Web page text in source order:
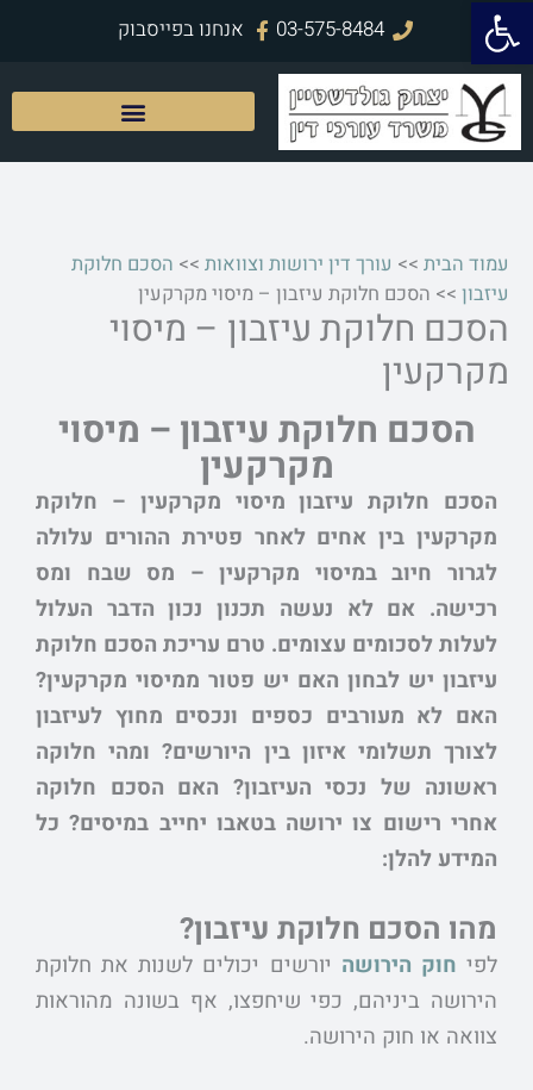
פתח סרגל נגישות
דילוג
לתוכן
03-575-8484 אנחנו בפייסבוק
עמוד הבית >> עורך דין ירושות וצוואות >> הסכם חלוקת
עיזבון >> הסכם חלוקת עיזבון – מיסוי מקרקעין
הסכם חלוקת עיזבון – מיסוי
מקרקעין
הסכם חלוקת עיזבון – מיסוי
מקרקעין
הסכם חלוקת עיזבון מיסוי מקרקעין – חלוקת
מקרקעין בין אחים לאחר פטירת ההורים עלולה
לגרור חיוב במיסוי מקרקעין – מס שבח ומס
רכישה. אם לא נעשה תכנון נכון הדבר העלול
לעלות לסכומים עצומים. טרם עריכת הסכם חלוקת
עיזבון יש לבחון האם יש פטור ממיסוי מקרקעין?
האם לא מעורבים כספים ונכסים מחוץ לעיזבון
לצורך תשלומי איזון בין היורשים? ומהי חלוקה
ראשונה של נכסי העיזבון? האם הסכם חלוקה
אחרי רישום צו ירושה בטאבו יחייב במיסים? כל
המידע להלן:
מהו הסכם חלוקת עיזבון?
לפי חוק הירושה יורשים יכולים לשנות את חלוקת
הירושה ביניהם, כפי שיחפצו, אף בשונה מהוראות
צוואה או חוק הירושה.